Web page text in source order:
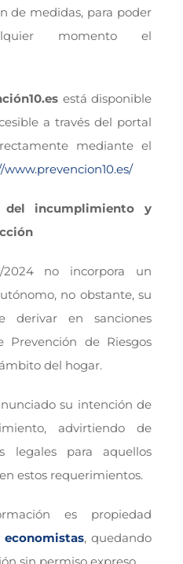
de medidas, para poder
momento el
está disponible
a través del portal
mediante el
www.prevencion10.es/
del incumplimiento y
no incorpora un
no obstante, su
derivar en sanciones
de Riesgos
del hogar.
su intención de
advirtiendo de
legales para aquellos
estos requerimientos.
es propiedad
economistas, quedando